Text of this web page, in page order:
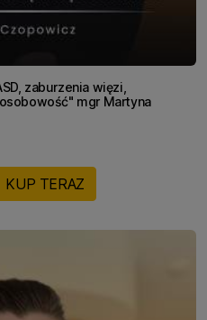
zaburzenia więzi,
mgr Martyna
KUP TERAZ